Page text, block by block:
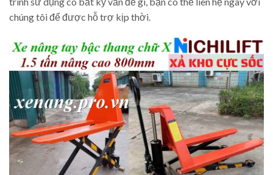
chúng tôi để được hỗ trợ kịp thời.